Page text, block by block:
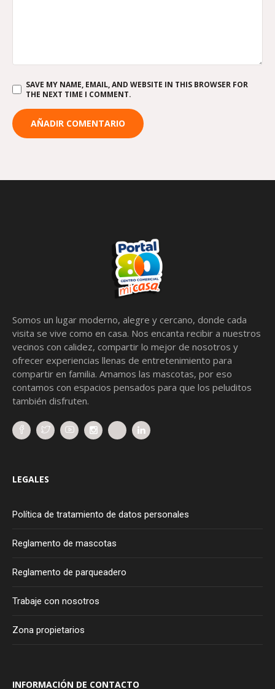
SAVE MY NAME, EMAIL, AND WEBSITE IN THIS BROWSER FOR
THE NEXT TIME I COMMENT.
Somos un lugar moderno, alegre y cercano, donde cada
visita se vive como en casa. Nos encanta recibir a nuestros
vecinos con calidez, compartir lo mejor de nosotros y
ofrecer experiencias llenas de entretenimiento para
compartir en familia. Amamos las mascotas, por eso
contamos con espacios pensados para que los peluditos
también disfruten.
LEGALES
Política de tratamiento de datos personales
Reglamento de mascotas
Reglamento de parqueadero
Trabaje con nosotros
Zona propietarios
INFORMACIÓN DE CONTACTO